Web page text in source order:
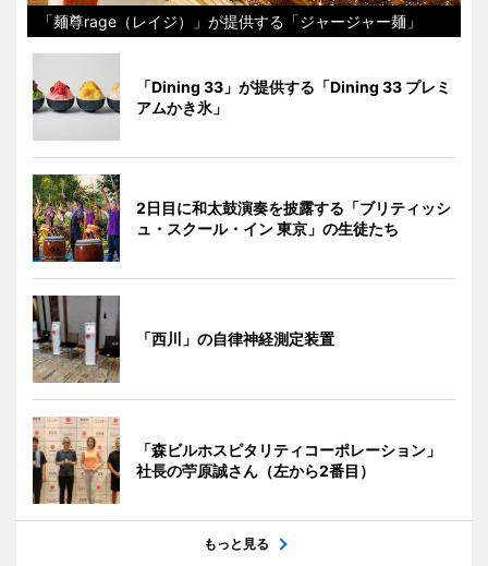
「麺尊rage（レイジ）」が提供する「ジャージャー麺」
「Dining 33」が提供する「Dining 33 プレミ
アムかき氷」
2日目に和太鼓演奏を披露する「ブリティッシ
ュ・スクール・イン 東京」の生徒たち
「西川」の自律神経測定装置
「森ビルホスピタリティコーポレーション」
社長の苧原誠さん（左から2番目）
もっと見る